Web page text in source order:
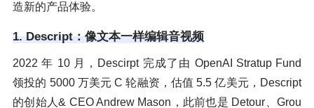
造新的产品体验。
1. Descript：像文本一样编辑音视频
2022 年 10 月，Descirpt 完成了由 OpenAI Stratup Fund
领投的 5000 万美元 C 轮融资，估值 5.5 亿美元，Descript
的创始人& CEO Andrew Mason，此前也是 Detour、Grou